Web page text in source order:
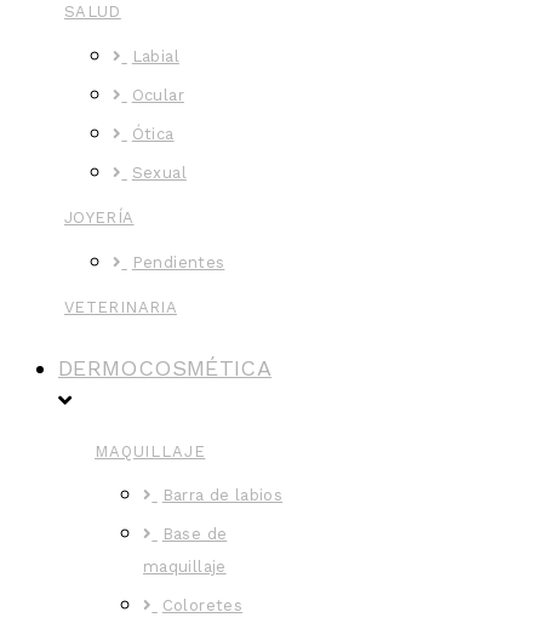
SALUD
Labial
Ocular
Ótica
Sexual
JOYERÍA
Pendientes
VETERINARIA
DERMOCOSMÉTICA
MAQUILLAJE
Barra de labios
Base de
maquillaje
Coloretes